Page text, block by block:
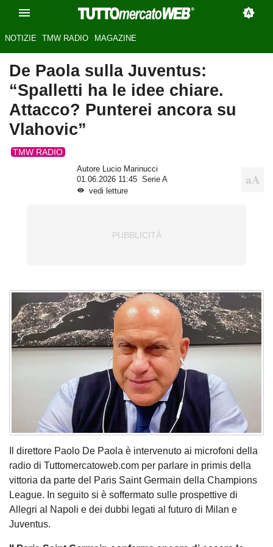
NOTIZIE TMW RADIO MAGAZINE
De Paola sulla Juventus:
“Spalletti ha le idee chiare.
Attacco? Punterei ancora su
Vlahovic”
TMW RADIO
Autore Lucio Marinucci
01.06.2026 11:45
Serie A
vedi letture
Il direttore Paolo De Paola è intervenuto ai microfoni della
radio di Tuttomercatoweb.com per parlare in primis della
vittoria da parte del Paris Saint Germain della Champions
League. In seguito si è soffermato sulle prospettive di
Allegri al Napoli e dei dubbi legati al futuro di Milan e
Juventus.